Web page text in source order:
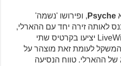
Psyche
, ופירושו 'נשמה'
לאותה זירה יחד עם ההארלי,
אך לעומת 105 כ"ס של ה-LiveWire יציעו בקרטיס שתי
48 כ"ס ו-96 כ"ס. המשקל לעומת זאת מוצהר על
יבש לעומת 250 ק"ג של ההארלי. טווח הנסיעה